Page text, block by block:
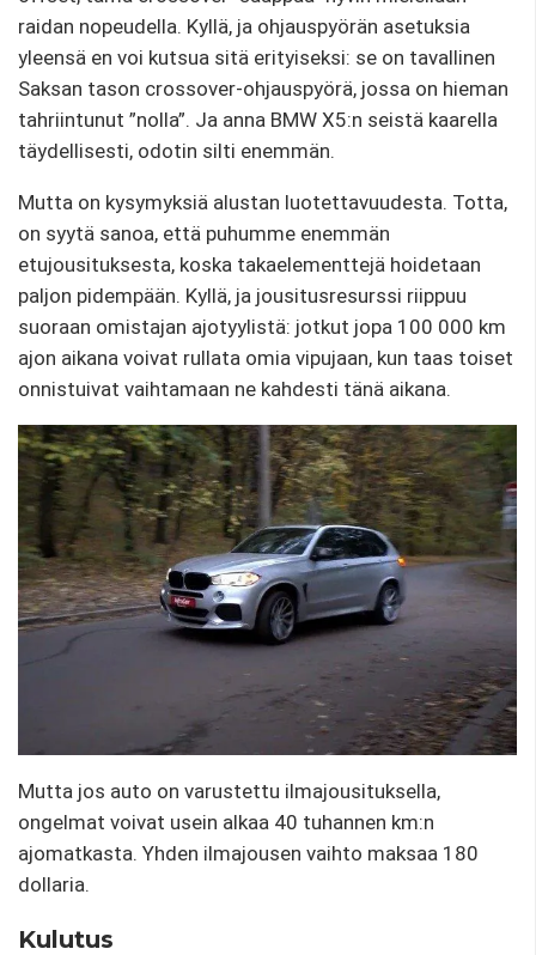
raidan nopeudella. Kyllä, ja ohjauspyörän asetuksia
yleensä en voi kutsua sitä erityiseksi: se on tavallinen
Saksan tason crossover-ohjauspyörä, jossa on hieman
tahriintunut ”nolla”. Ja anna BMW X5:n seistä kaarella
täydellisesti, odotin silti enemmän.
Mutta on kysymyksiä alustan luotettavuudesta. Totta,
on syytä sanoa, että puhumme enemmän
etujousituksesta, koska takaelementtejä hoidetaan
paljon pidempään. Kyllä, ja jousitusresurssi riippuu
suoraan omistajan ajotyylistä: jotkut jopa 100 000 km
ajon aikana voivat rullata omia vipujaan, kun taas toiset
onnistuivat vaihtamaan ne kahdesti tänä aikana.
Mutta jos auto on varustettu ilmajousituksella,
ongelmat voivat usein alkaa 40 tuhannen km:n
ajomatkasta. Yhden ilmajousen vaihto maksaa 180
dollaria.
Kulutus